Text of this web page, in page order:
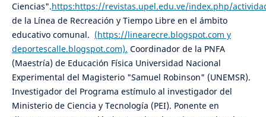
Ciencias".https:https://revistas.upel.edu.ve/index.php/
de la Línea de Recreación y Tiempo Libre en el ámbito
educativo comunal. (https://linearecre.blogspot.com y
deportescalle.blogspot.com). Coordinador de la PNFA
(Maestría) de Educación Física Universidad Nacional
Experimental del Magisterio "Samuel Robinson" (UNEMSR).
Investigador del Programa estímulo al investigador del
Ministerio de Ciencia y Tecnología (PEI). Ponente en